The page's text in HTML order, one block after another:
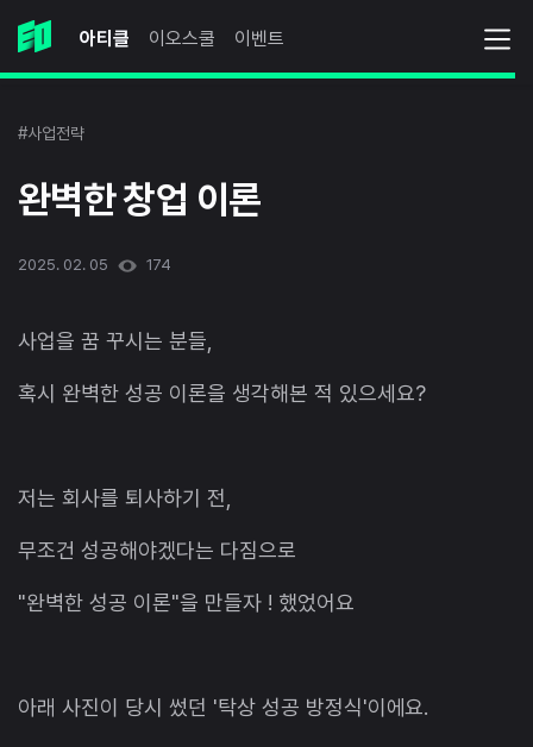
아티클 이오스쿨 이벤트
#사업전략
완벽한 창업 이론
2025. 02. 05 174
사업을 꿈 꾸시는 분들,
혹시 완벽한 성공 이론을 생각해본 적 있으세요?
저는 회사를 퇴사하기 전,
무조건 성공해야겠다는 다짐으로
"완벽한 성공 이론"을 만들자 ! 했었어요
아래 사진이 당시 썼던 '탁상 성공 방정식'이에요.